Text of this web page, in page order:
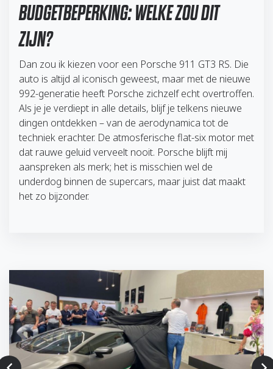
BUDGETBEPERKING: WELKE ZOU DIT
ZIJN?
Dan zou ik kiezen voor een Porsche 911 GT3 RS. Die
auto is altijd al iconisch geweest, maar met de nieuwe
992-generatie heeft Porsche zichzelf echt overtroffen.
Als je je verdiept in alle details, blijf je telkens nieuwe
dingen ontdekken – van de aerodynamica tot de
techniek erachter. De atmosferische flat-six motor met
dat rauwe geluid verveelt nooit. Porsche blijft mij
aanspreken als merk; het is misschien wel de
underdog binnen de supercars, maar juist dat maakt
het zo bijzonder.